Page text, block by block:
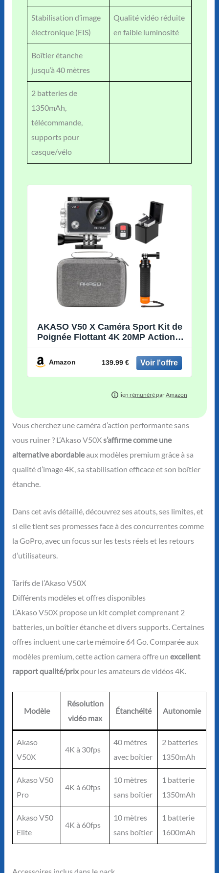
Stabilisation d’image
électronique (EIS)
Qualité vidéo réduite
en faible luminosité
Boîtier étanche
jusqu’à 40 mètres
2 batteries de
1350mAh,
télécommande,
supports pour
casque/vélo
AKASO V50 X Caméra Sport Kit de
Poignée Flottant 4K 20MP Action
Amazon 139.99 €
Vous cherchez une caméra d’action performante sans
vous ruiner ? L’Akaso V50Xs’affirme comme une
alternative abordableaux modèles premium grâce à sa
qualité d’image 4K, sa stabilisation efficace et son boîtier
étanche.
Dans cet avis détaillé, découvrez ses atouts, ses limites, et
si elle tient ses promesses face à des concurrentes comme
la GoPro, avec un focus sur les tests réels et les retours
d’utilisateurs.
Tarifs de l’Akaso V50X
Différents modèles et offres disponibles
L’Akaso V50X propose un kit complet comprenant 2
batteries, un boîtier étanche et divers supports. Certaines
offres incluent une carte mémoire 64 Go. Comparée aux
modèles premium, cette action camera offre unexcellent
rapport qualité/prixpour les amateurs de vidéos 4K.
Modèle
Résolution
vidéo max
Étanchéité Autonomie
Akaso
V50X
4K à 30fps
40 mètres
avec boîtier
2 batteries
1350mAh
Akaso V50
Pro
4K à 60fps
10 mètres
sans boîtier
1 batterie
1350mAh
Akaso V50
Elite
4K à 60fps
10 mètres
sans boîtier
1 batterie
1600mAh